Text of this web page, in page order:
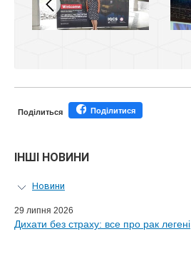
Поділиться Поділитися
ІНШІ НОВИНИ
Новини
Персональний гід
Майстер-класи для лікарів
29 липня 2026
Дихати без страху: все про рак легені